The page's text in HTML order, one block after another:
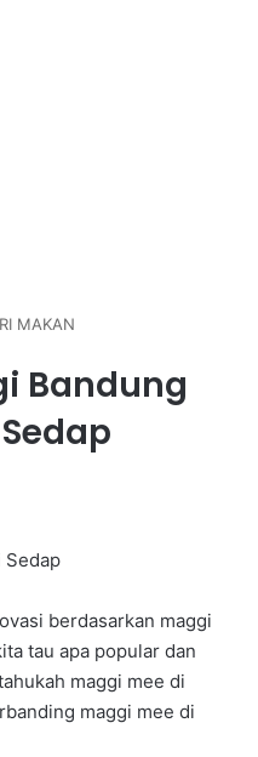
MAKAN
Bandung
Sedap
berdasarkan maggi
tau apa popular dan
maggi mee di
maggi mee di